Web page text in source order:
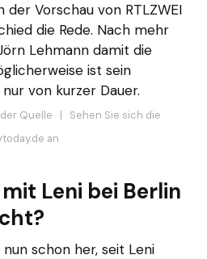
der Vorschau von RTLZWEI
die Rede. Nach mehr
Lehmann damit die
ist sein
von kurzer Dauer.
Quelle | Sehen Sie sich die
an
Leni bei Berlin
schon her, seit Leni